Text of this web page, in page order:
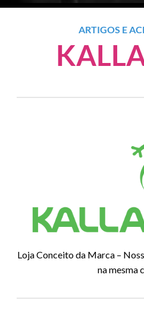
ARTIGOS E
Loja Conceito da Marca –
na mesma